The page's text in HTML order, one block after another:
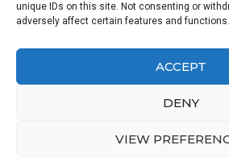
unique IDs on this site. Not consenting or
adversely affect certain features and functions.
ACCEPT
DENY
VIEW
© 2019 JOBSPIN INTERNATIONAL
Facebook
Twitter
Back